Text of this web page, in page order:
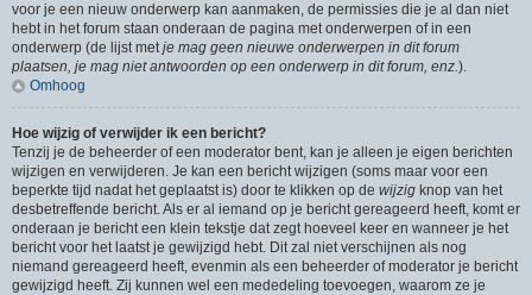
voor je een nieuw onderwerp kan aanmaken, de permissies die je al dan niet
hebt in het forum staan onderaan de pagina met onderwerpen of in een
onderwerp (de lijst metje mag geen nieuwe onderwerpen in dit forum
plaatsen, je mag niet antwoorden op een onderwerp in dit forum, enz.).
Omhoog
Hoe wijzig of verwijder ik een bericht?
Tenzij je de beheerder of een moderator bent, kan je alleen je eigen berichten
wijzigen en verwijderen. Je kan een bericht wijzigen (soms maar voor een
beperkte tijd nadat het geplaatst is) door te klikken op de wijzig knop van het
desbetreffende bericht. Als er al iemand op je bericht gereageerd heeft, komt er
onderaan je bericht een klein tekstje dat zegt hoeveel keer en wanneer je het
bericht voor het laatst je gewijzigd hebt. Dit zal niet verschijnen als nog
niemand gereageerd heeft, evenmin als een beheerder of moderator je bericht
gewijzigd heeft. Zij kunnen wel een mededeling toevoegen, waarom ze je